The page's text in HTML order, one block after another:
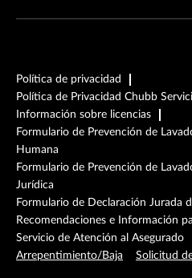
Política de privacidad
Política de Privacidad Chubb
Información sobre licencias
Formulario de Prevención de
Humana
Formulario de Prevención de
Jurídica
Formulario de Declaración Jurada
Recomendaciones e Información
Servicio de Atención al Asegurado
Arrepentimiento/Baja
Solicitud